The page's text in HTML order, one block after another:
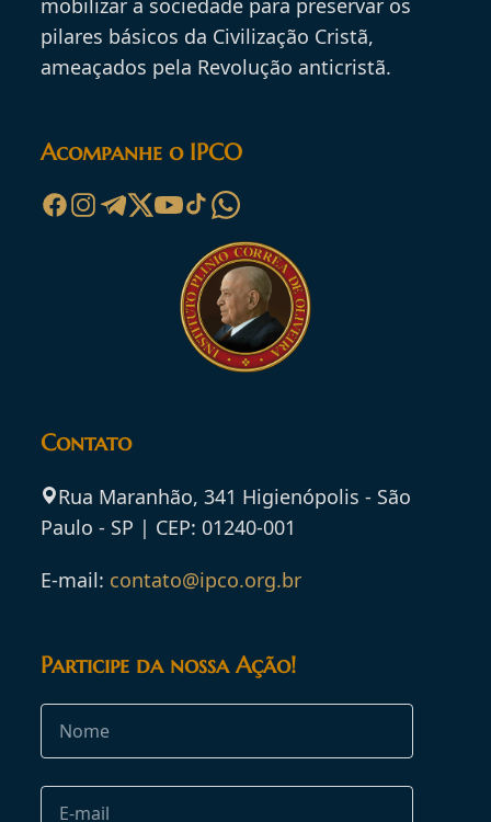
mobilizar a sociedade para preservar os
pilares básicos da Civilização Cristã,
ameaçados pela Revolução anticristã.
Acompanhe o IPCO
Contato
Rua Maranhão, 341 Higienópolis - São
Paulo - SP | CEP: 01240-001
E-mail: contato@ipco.org.br
Participe da nossa Ação!